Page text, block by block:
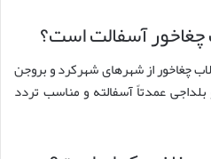
آسفالت است؟
چغاخور از شهرهای شهرکرد و بروجن
عمدتاً آسفالته و مناسب تردد